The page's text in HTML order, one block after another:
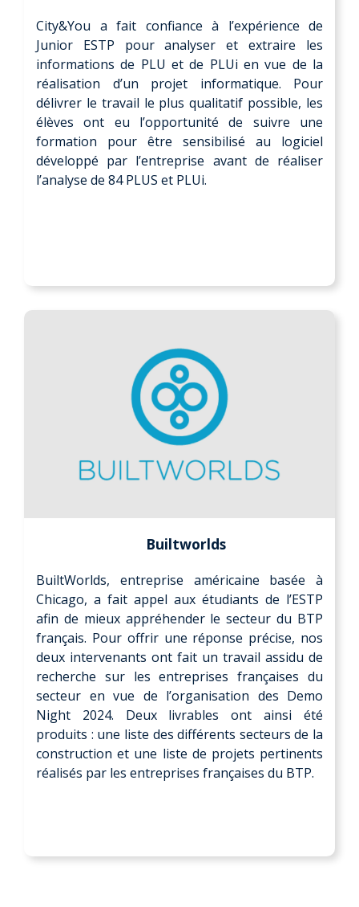
City&You a fait confiance à l’expérience de
Junior ESTP pour analyser et extraire les
informations de PLU et de PLUi en vue de la
réalisation d’un projet informatique. Pour
délivrer le travail le plus qualitatif possible, les
élèves ont eu l’opportunité de suivre une
formation pour être sensibilisé au logiciel
développé par l’entreprise avant de réaliser
l’analyse de 84 PLUS et PLUi.
Builtworlds
BuiltWorlds, entreprise américaine basée à
Chicago, a fait appel aux étudiants de l’ESTP
afin de mieux appréhender le secteur du BTP
français. Pour offrir une réponse précise, nos
deux intervenants ont fait un travail assidu de
recherche sur les entreprises françaises du
secteur en vue de l’organisation des Demo
Night 2024. Deux livrables ont ainsi été
produits : une liste des différents secteurs de la
construction et une liste de projets pertinents
réalisés par les entreprises françaises du BTP.